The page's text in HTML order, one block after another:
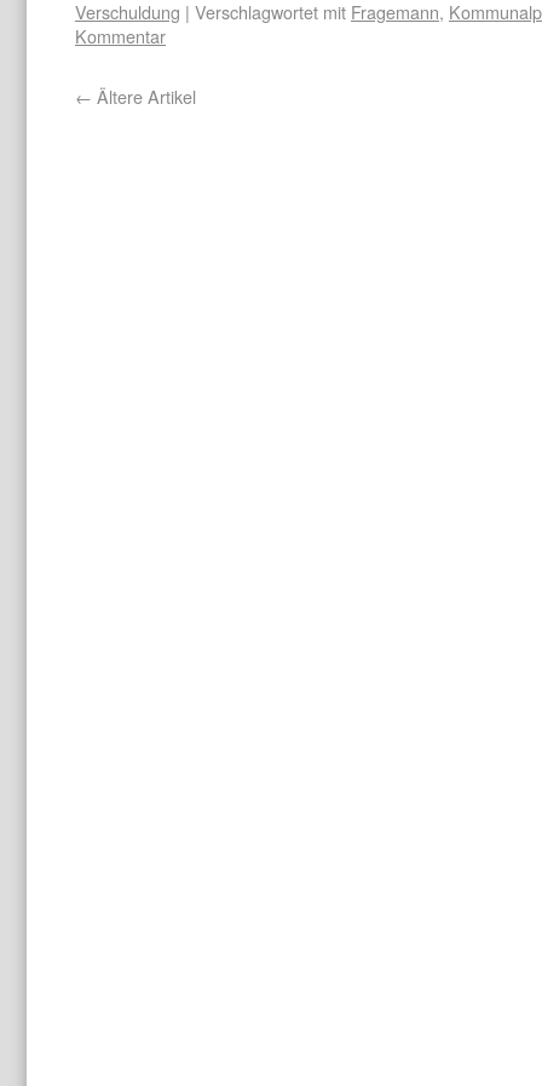
Verschuldung | Verschlagwortet mit Fragemann,
Kommentar
← Ältere Artikel